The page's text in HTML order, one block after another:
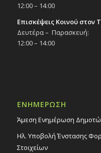
12:00 – 14:00
Επισκέψεις Κοινού στον
Δευτέρα – Παρασκευή:
12:00 – 14:00
ΕΝΗΜΕΡΩΣΗ
Άμεση Ενημέρωση
Ηλ. Υποβολή Ένστασης
Στοιχείων